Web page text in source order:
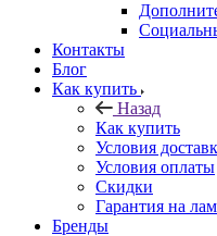
Контакты
Блог
Как купить
Назад
Как купить
Условия
Условия оплаты
Скидки
Гарантия на
Бренды